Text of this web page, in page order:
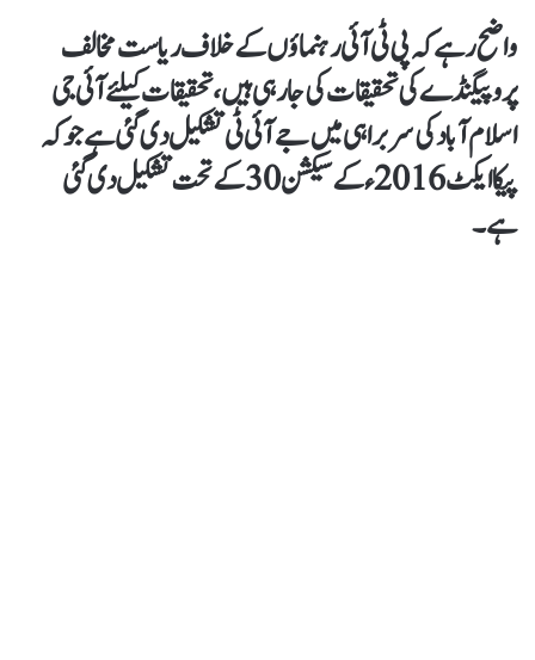
واضح رہے کہ پی ٹی آئی رہنماؤں کے خلاف ریاست مخالف
پروپیگنڈے کی تحقیقات کی جا رہی ہیں، تحقیقات کیلئےآئی جی
اسلام آباد کی سربراہی میں جے آئی ٹی تشکیل دی گئی ہے جو کہ
پیکا ایکٹ 2016ء کے سیکشن 30 کے تحت تشکیل دی گئی
ہے۔